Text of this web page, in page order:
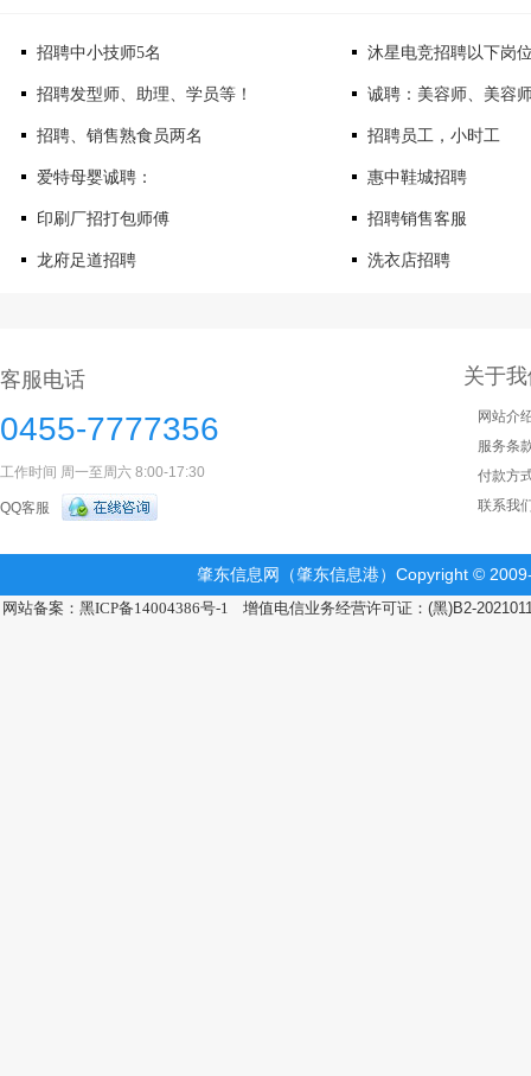
招聘中小技师5名 沐星电竞招聘以下岗
招聘发型师、助理、学员等！ 诚聘：美容师、美容
招聘、销售熟食员两名 招聘员工，小时工
爱特母婴诚聘： 惠中鞋城招聘
印刷厂招打包师傅 招聘销售客服
龙府足道招聘 洗衣店招聘
客服电话
0455-7777356
工作时间 周一至周六 8:00-17:30
QQ客服
关于
网站介
服务条
付款方
联系我
肇东信息网（肇东信息港）Copyright ©
网站备案：黑ICP备14004386号-1 增值电信业务经营许可证：(黑)B2-